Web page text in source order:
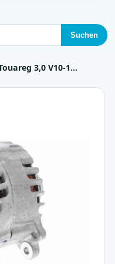
Suchen
3,0 V10-1…